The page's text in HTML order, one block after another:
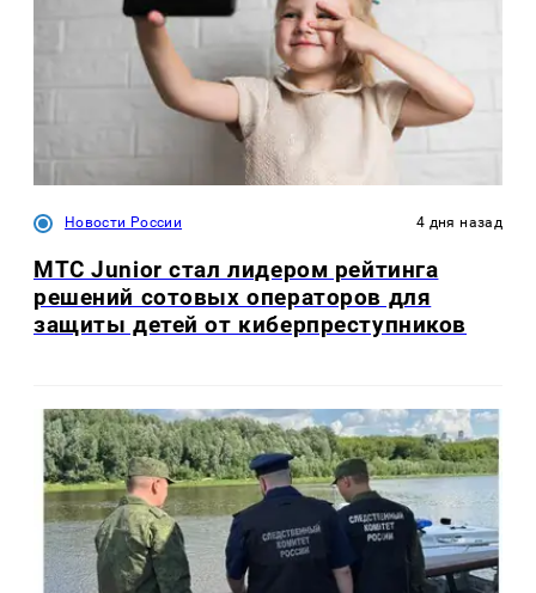
Новости России 4 дня назад
МТС Junior стал лидером рейтинга
решений сотовых операторов для
защиты детей от киберпреступников